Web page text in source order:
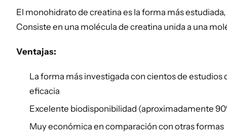
El monohidrato de creatina es la forma más
Consiste en una molécula de creatina unida a una
Ventajas:
La forma más investigada con cientos de estudios
eficacia
Excelente biodisponibilidad (aproximadamente
Muy económica en comparación con otras formas